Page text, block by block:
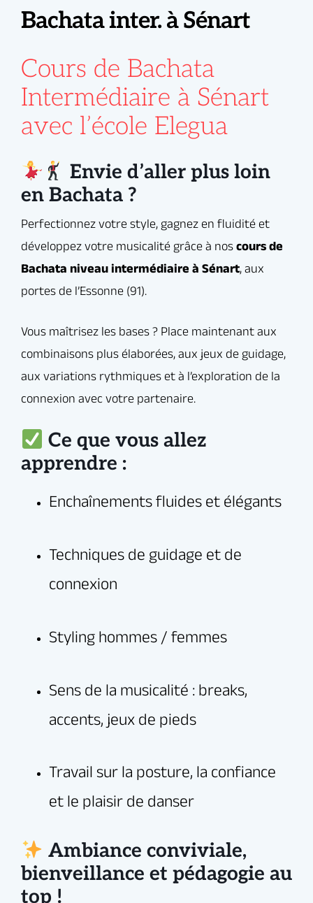
Bachata inter. à Sénart
Cours de Bachata
Intermédiaire à Sénart
avec l’école Elegua
Envie d’aller plus loin
en Bachata ?
Perfectionnez votre style, gagnez en fluidité et
portes de l’Essonne (91).
Vous maîtrisez les bases ? Place maintenant aux
combinaisons plus élaborées, aux jeux de guidage,
aux variations rythmiques et à l’exploration de la
Ce que vous allez
apprendre :
Enchaînements fluides et élégants
Techniques de guidage et de
connexion
Styling hommes / femmes
Sens de la musicalité : breaks,
Travail sur la posture, la confiance
et le plaisir de danser
Ambiance conviviale,
bienveillance et pédagogie au
top !
Avec Elegua, chaque cours est un moment de
partage, d’apprentissage et de bonne humeur, que
vous soyez là pour progresser sérieusement… ou
Sénart — facilement accessible depuis l’Essonne
Danseurs ayant les bases de la
Bachata (minimum 6 mois à 1 an de
pratique recommandés).
Tous ceux qui veulent passer un cap